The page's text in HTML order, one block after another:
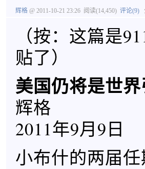
辉格 @ 2011-10-21 23:26 阅读(14,450) 评论(9)
（按：这篇是
贴了）
美国仍将是世界
辉格
2011年9月9日
小布什的两届